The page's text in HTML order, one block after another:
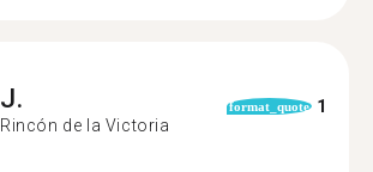
J.
Rincón de la Victoria
format_quote 1